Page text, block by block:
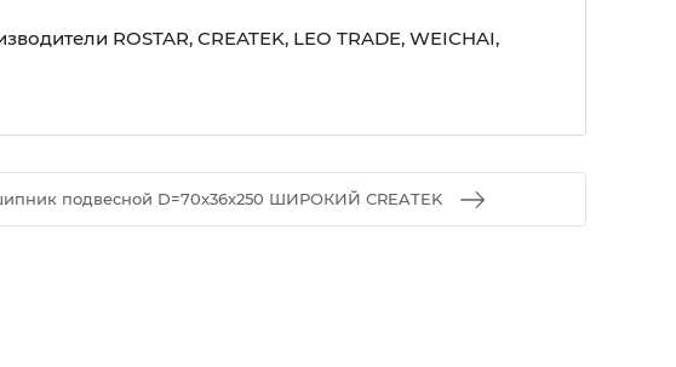
ROSTAR, CREATEK, LEO TRADE, WEICHAI,
подвесной D=70x36x250 ШИРОКИЙ CREATEK